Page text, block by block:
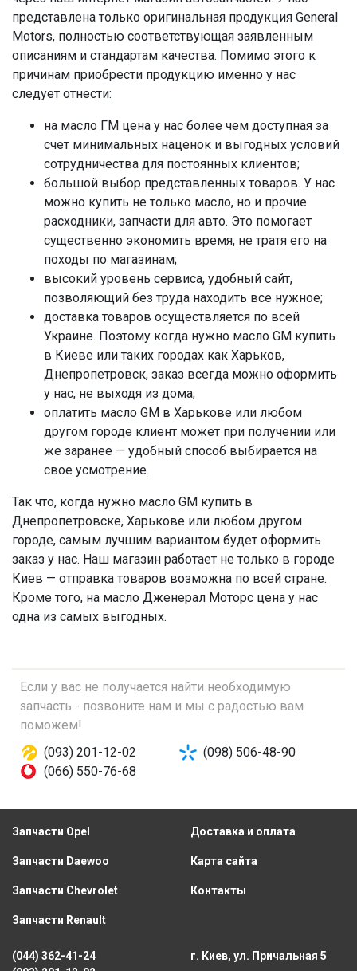
представлена только оригинальная продукция General
Motors, полностью соответствующая заявленным
описаниям и стандартам качества. Помимо этого к
причинам приобрести продукцию именно у нас
следует отнести:
на масло ГМ цена у нас более чем доступная за
счет минимальных наценок и выгодных условий
сотрудничества для постоянных клиентов;
большой выбор представленных товаров. У нас
можно купить не только масло, но и прочие
расходники, запчасти для авто. Это помогает
существенно экономить время, не тратя его на
походы по магазинам;
высокий уровень сервиса, удобный сайт,
позволяющий без труда находить все нужное;
доставка товаров осуществляется по всей
Украине. Поэтому когда нужно масло GM купить
в Киеве или таких городах как Харьков,
Днепропетровск, заказ всегда можно оформить
у нас, не выходя из дома;
оплатить масло GM в Харькове или любом
другом городе клиент может при получении или
же заранее — удобный способ выбирается на
свое усмотрение.
Так что, когда нужно масло GM купить в
Днепропетровске, Харькове или любом другом
городе, самым лучшим вариантом будет оформить
заказ у нас. Наш магазин работает не только в городе
Киев — отправка товаров возможна по всей стране.
Кроме того, на масло Дженерал Моторс цена у нас
одна из самых выгодных.
Если у вас не получается найти необходимую
запчасть - позвоните нам и мы с радостью вам
поможем!
(093) 201-12-02
(098) 506-48-90
(066) 550-76-68
Запчасти Opel
Запчасти Daewoo
Запчасти Chevrolet
Запчасти Renault
Доставка и оплата
Карта сайта
Контакты
(044) 362-41-24
г. Киев, ул. Причальная 5